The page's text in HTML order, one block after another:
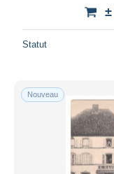
Statut
Nouveau